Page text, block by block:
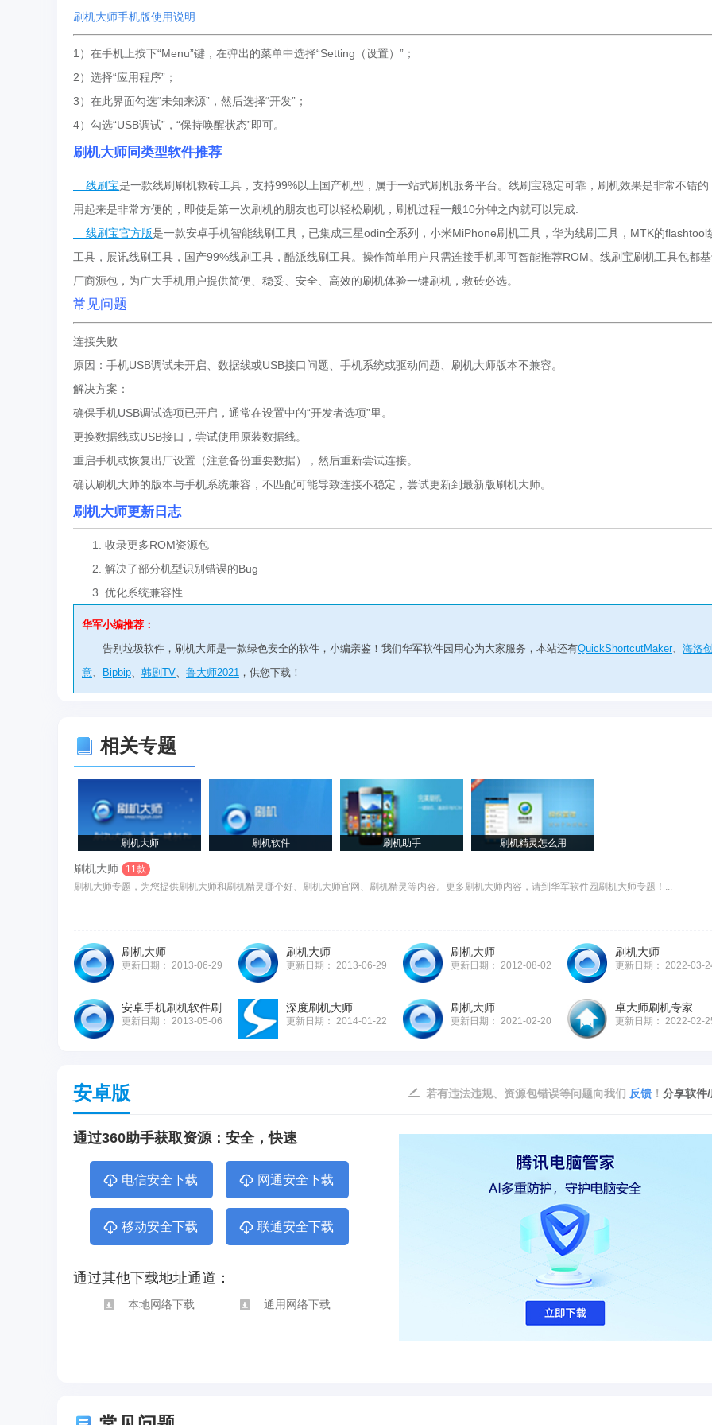
刷机大师手机版使用说明
1）在手机上按下“Menu”键，在弹出的菜单中选择“Setting（设置）”；
2）选择“应用程序”；
3）在此界面勾选“未知来源”，然后选择“开发”；
4）勾选“USB调试”，“保持唤醒状态”即可。
刷机大师同类型软件推荐
线刷宝是一款线刷刷机救砖工具，支持99%以上国产机型，属于一站式刷机服务平台。线刷宝稳定可靠，刷机效果是非常不错的
用起来是非常方便的，即使是第一次刷机的朋友也可以轻松刷机，刷机过程一般10分钟之内就可以完成.
线刷宝官方版是一款安卓手机智能线刷工具，已集成三星odin全系列，小米MiPhone刷机工具，华为线刷工具，MTK的flashtool
工具，展讯线刷工具，国产99%线刷工具，酷派线刷工具。操作简单用户只需连接手机即可智能推荐ROM。线刷宝刷机工具包都
厂商源包，为广大手机用户提供简便、稳妥、安全、高效的刷机体验一键刷机，救砖必选。
常见问题
连接失败
原因：手机USB调试未开启、数据线或USB接口问题、手机系统或驱动问题、刷机大师版本不兼容。
解决方案：
确保手机USB调试选项已开启，通常在设置中的“开发者选项”里。
更换数据线或USB接口，尝试使用原装数据线。
重启手机或恢复出厂设置（注意备份重要数据），然后重新尝试连接。
确认刷机大师的版本与手机系统兼容，不匹配可能导致连接不稳定，尝试更新到最新版刷机大师。
刷机大师更新日志
1. 收录更多ROM资源包
2. 解决了部分机型识别错误的Bug
3. 优化系统兼容性
华军小编推荐：
告别垃圾软件，刷机大师是一款绿色安全的软件，小编亲鉴！我们华军软件园用心为大家服务，本站还有QuickShortcutMaker、 海洛
意、 Bipbip、 韩剧TV、 鲁大师2021 ，供您下载！
相关专题
刷机大师 刷机软件 刷机助手 刷机精灵怎么用
刷机大师
11款
刷机大师专题，为您提供刷机大师和刷机精灵哪个好、刷机大师官网、刷机精灵等内容。更多刷机大师内容，请到华军软件园刷机大师专题！...
刷机大师
更新日期： 2013-06-29
刷机大师
更新日期： 2013-06-29
刷机大师
更新日期： 2012-08-02
刷机大师
更新日期： 2022-03-
更新日期： 2013-05-06
深度刷机大师
更新日期： 2014-01-22
刷机大师
更新日期： 2021-02-20
卓大师刷机专家
更新日期： 2022-02-
安卓版 分享软件
若有违法违规、资源包错误等问题向我们 反馈 ！
通过360助手获取资源：安全，快速
电信安全下载 网通安全下载
移动安全下载 联通安全下载
通过其他下载地址通道：
本地网络下载 通用网络下载